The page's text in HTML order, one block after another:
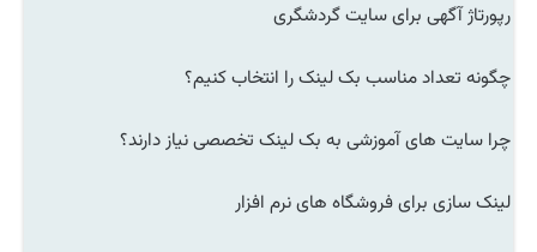
رپورتاژ آگهی برای سایت گردشگری
چگونه تعداد مناسب بک لینک را انتخاب کنیم؟
چرا سایت های آموزشی به بک لینک تخصصی نیاز دارند؟
لینک سازی برای فروشگاه های نرم افزار